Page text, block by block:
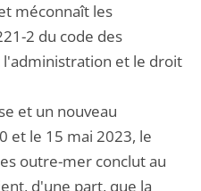
méconnaît les
2 du code des
et le droit
et un nouveau
et le 15 mai 2023, le
outre-mer conclut au
d'une part, que la